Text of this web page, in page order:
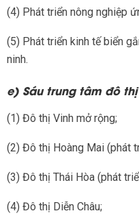
(4) Phát triển nông nghiệp
(5) Phát triển kinh tế biển
ninh.
e) Sáu trung tâm đô thị
(1) Đô thị Vinh mở rộng;
(2) Đô thị Hoàng Mai (phát
(3) Đô thị Thái Hòa (phát
(4) Đô thị Diễn Châu;